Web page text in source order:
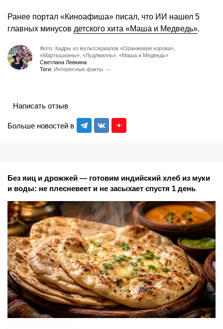
Ранее портал «Киноафиша» писал, что ИИ нашел 5
главных минусов детского хита «Маша и Медведь».
Фото: Кадры из мультсериалов «Оранжевая корова»,
«Мартышкины», «Лудлвилль», «Маша и Медведь»
Светлана Левкина
Теги: Интересные факты
Больше новостей в
Написать отзыв
Без яиц и дрожжей — готовим индийский хлеб из муки
и воды: не плесневеет и не засыхает спустя 1 день